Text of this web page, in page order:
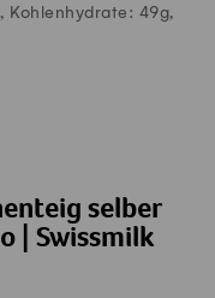
Kohlenhydrate: 49g,
selber
| Swissmilk